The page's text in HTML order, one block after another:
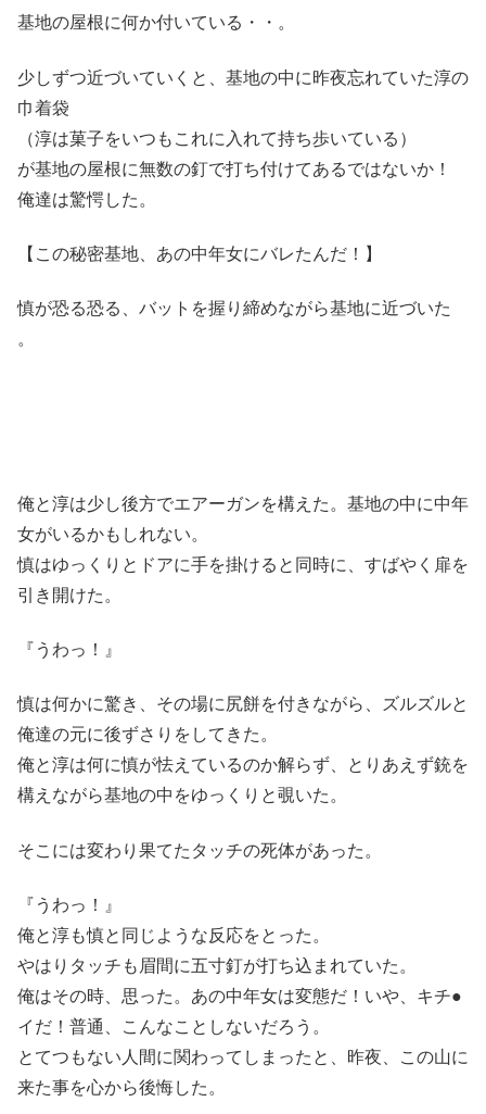
基地の屋根に何か付いている・・。
少しずつ近づいていくと、基地の中に昨夜忘れていた淳の
巾着袋
（淳は菓子をいつもこれに入れて持ち歩いている）
が基地の屋根に無数の釘で打ち付けてあるではないか！
俺達は驚愕した。
【この秘密基地、あの中年女にバレたんだ！】
慎が恐る恐る、バットを握り締めながら基地に近づいた
。
俺と淳は少し後方でエアーガンを構えた。基地の中に中年
女がいるかもしれない。
慎はゆっくりとドアに手を掛けると同時に、すばやく扉を
引き開けた。
『うわっ！』
慎は何かに驚き、その場に尻餅を付きながら、ズルズルと
俺達の元に後ずさりをしてきた。
俺と淳は何に慎が怯えているのか解らず、とりあえず銃を
構えながら基地の中をゆっくりと覗いた。
そこには変わり果てたタッチの死体があった。
『うわっ！』
俺と淳も慎と同じような反応をとった。
やはりタッチも眉間に五寸釘が打ち込まれていた。
俺はその時、思った。あの中年女は変態だ！いや、キチ●
イだ！普通、こんなことしないだろう。
とてつもない人間に関わってしまったと、昨夜、この山に
来た事を心から後悔した。